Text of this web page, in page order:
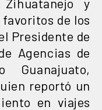
de los
Presidente de
Agencias de
Guanajuato,
reportó un
en viajes